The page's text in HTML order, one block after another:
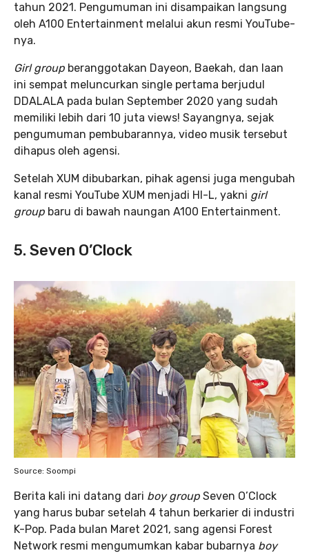
tahun 2021. Pengumuman ini disampaikan langsung
oleh A100 Entertainment melalui akun resmi YouTube-
nya.
Girl group beranggotakan Dayeon, Baekah, dan Iaan
ini sempat meluncurkan single pertama berjudul
DDALALA pada bulan September 2020 yang sudah
memiliki lebih dari 10 juta views! Sayangnya, sejak
pengumuman pembubarannya, video musik tersebut
dihapus oleh agensi.
Setelah XUM dibubarkan, pihak agensi juga mengubah
kanal resmi YouTube XUM menjadi HI-L, yakni girl
group baru di bawah naungan A100 Entertainment.
5. Seven O’Clock
Source: Soompi
Berita kali ini datang dari boy group Seven O’Clock
yang harus bubar setelah 4 tahun berkarier di industri
K-Pop. Pada bulan Maret 2021, sang agensi Forest
Network resmi mengumumkan kabar bubarnya boy